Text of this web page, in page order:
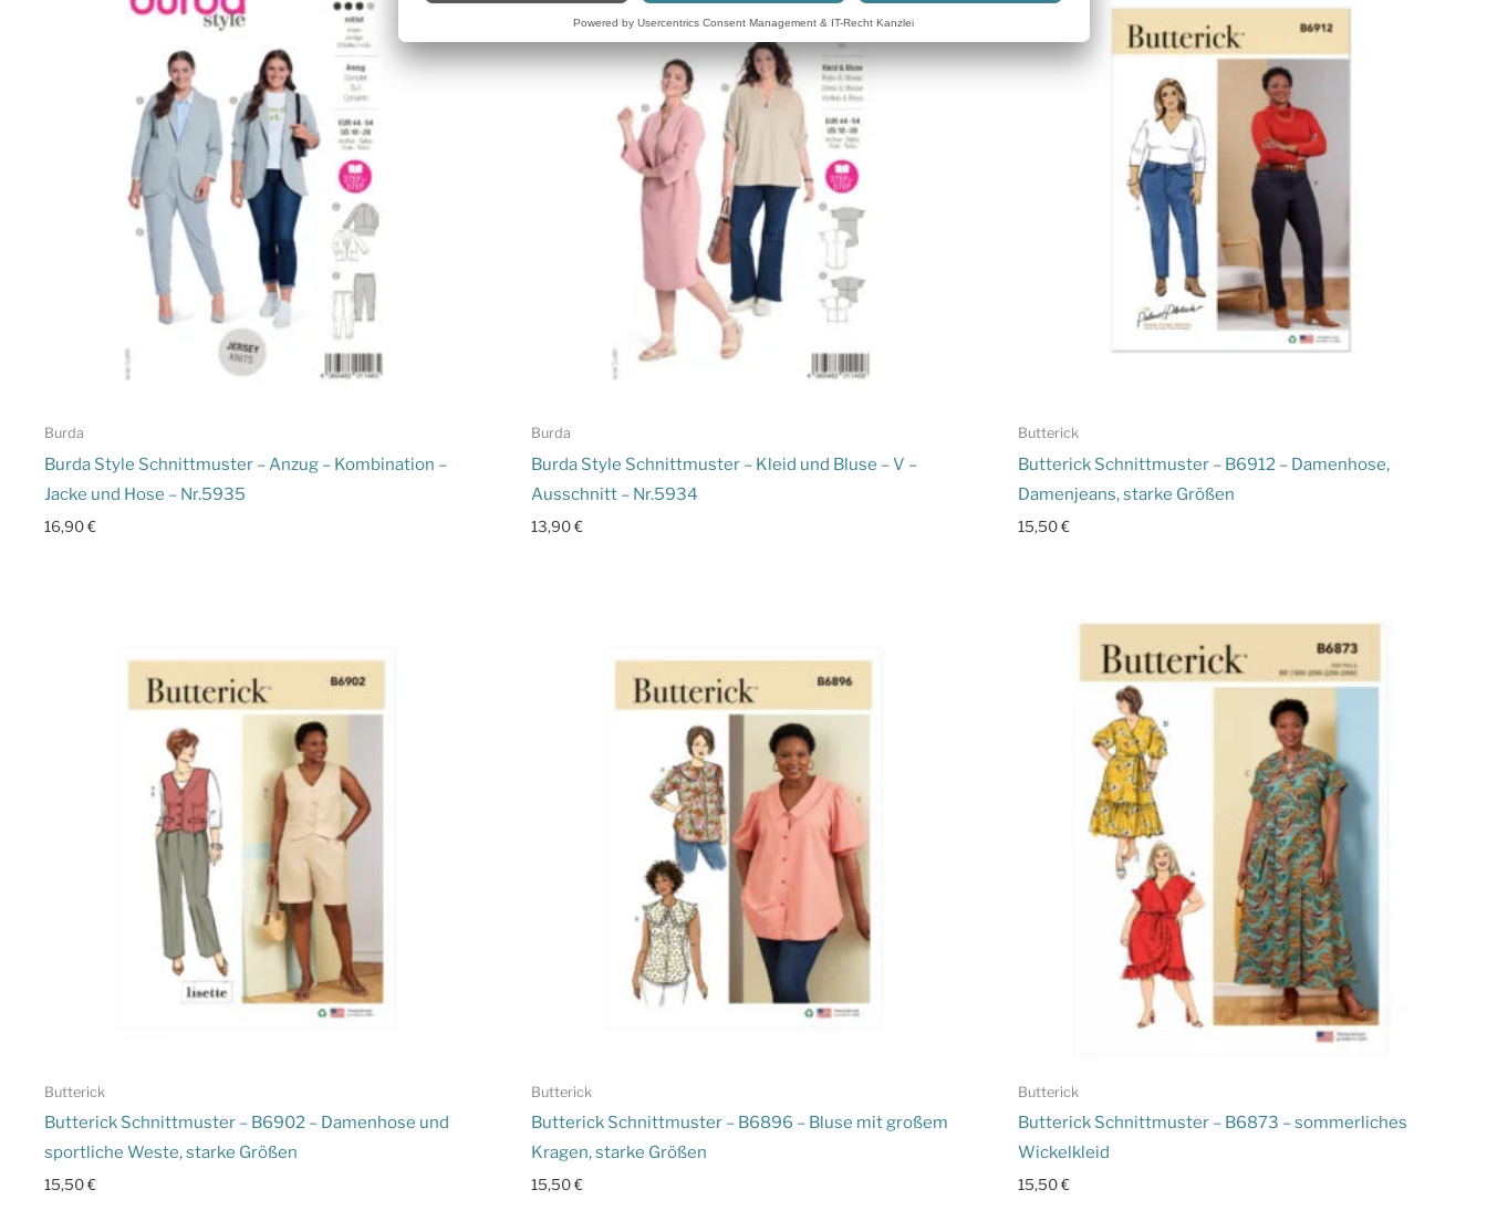
Burda
Burda Style Schnittmuster – Anzug – Kombination –
Jacke und Hose – Nr.5935
16,90€
Burda
Burda Style Schnittmuster – Kleid und Bluse – V –
Ausschnitt – Nr.5934
13,90€
Butterick
Butterick Schnittmuster – B6912 – Damenhose,
Damenjeans, starke Größen
15,50€
Butterick
Butterick Schnittmuster – B6902 – Damenhose und
sportliche Weste, starke Größen
15,50€
Butterick
Butterick Schnittmuster – B6896 – Bluse mit großem
Kragen, starke Größen
15,50€
Butterick
Butterick Schnittmuster – B6873 – sommerliches
Wickelkleid
15,50€